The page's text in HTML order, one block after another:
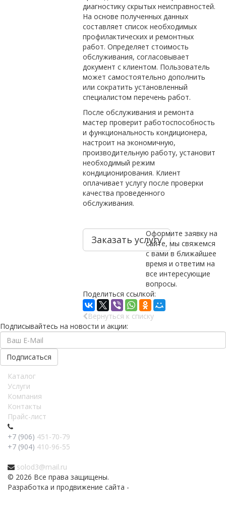
диагностику скрытых неисправностей.
На основе полученных данных
составляет список необходимых
профилактических и ремонтных
работ. Определяет стоимость
обслуживания, согласовывает
документ с клиентом. Пользователь
может самостоятельно дополнить
или сократить установленный
специалистом перечень работ.
После обслуживания и ремонта
мастер проверит работоспособность
и функциональность кондиционера,
настроит на экономичную,
производительную работу, установит
необходимый режим
кондиционирования. Клиент
оплачивает услугу после проверки
качества проведенного
обслуживания.
Заказать услугу
Оформите заявку на
сайте, мы свяжемся
с вами в ближайшее
время и ответим на
все интересующие
вопросы.
Поделиться ссылкой:
Вернуться к списку
Подписывайтесь на новости и акции:
Каталог
Услуги
Компания
Контакты
Прайс-лист
+7 (906) 451-70-79
+7 (904) 410-96-55
solod3@mail.ru
© 2026 Все права защищены.
Разработка и продвижение сайта -